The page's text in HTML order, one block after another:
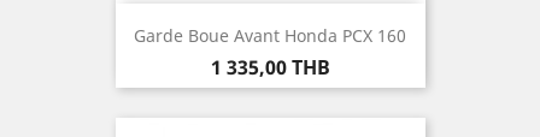
Garde Boue Avant Honda PCX 160
Prix
1 335,00 THB